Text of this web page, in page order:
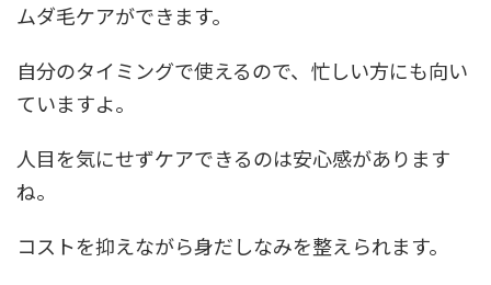
ムダ毛ケアができます。
自分のタイミングで使えるので、忙しい方にも向い
ていますよ。
人目を気にせずケアできるのは安心感があります
ね。
コストを抑えながら身だしなみを整えられます。